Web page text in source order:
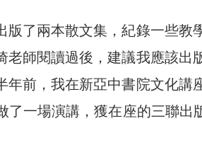
版了兩本散文集，紀錄一些教
老師閱讀過後，建議我應該出
年前，我在新亞中書院文化講
了一場演講，獲在座的三聯出